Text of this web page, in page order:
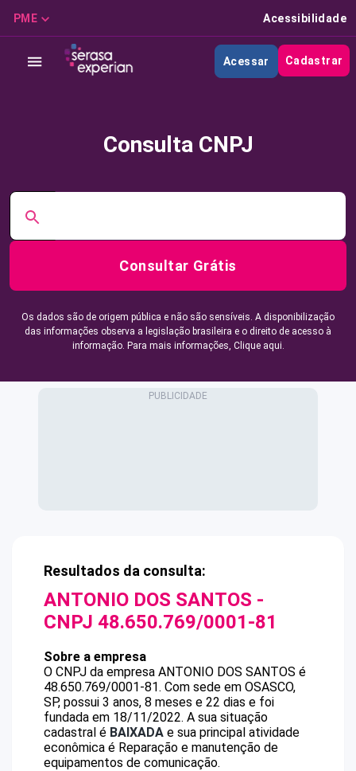
PME Acessibilidade
Acessar Cadastrar
Consulta CNPJ
Consultar Grátis
Os dados são de origem pública e não são sensíveis. A disponibilização
das informações observa a legislação brasileira e o direito de acesso à
informação. Para mais informações, Clique aqui.
Resultados da consulta:
ANTONIO DOS SANTOS -
CNPJ 48.650.769/0001-81
Sobre a empresa
O CNPJ da empresa ANTONIO DOS SANTOS é
48.650.769/0001-81. Com sede em OSASCO,
SP, possui 3 anos, 8 meses e 22 dias e foi
fundada em 18/11/2022. A sua situação
cadastral é BAIXADA e sua principal atividade
econômica é Reparação e manutenção de
equipamentos de comunicação.